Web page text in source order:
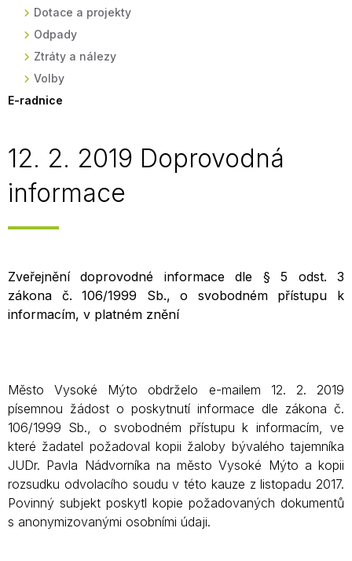
Dotace a projekty
Odpady
Ztráty a nálezy
Volby
E-radnice
12. 2. 2019 Doprovodná
informace
Zveřejnění doprovodné informace dle § 5 odst. 3
zákona č. 106/1999 Sb., o svobodném přístupu k
informacím, v platném znění
Město Vysoké Mýto obdrželo e-mailem 12. 2. 2019
písemnou žádost o poskytnutí informace dle zákona č.
106/1999 Sb., o svobodném přístupu k informacím, ve
které žadatel požadoval kopii žaloby bývalého tajemníka
JUDr. Pavla Nádvorníka na město Vysoké Mýto a kopii
rozsudku odvolacího soudu v této kauze z listopadu 2017.
Povinný subjekt poskytl kopie požadovaných dokumentů
s anonymizovanými osobními údaji.